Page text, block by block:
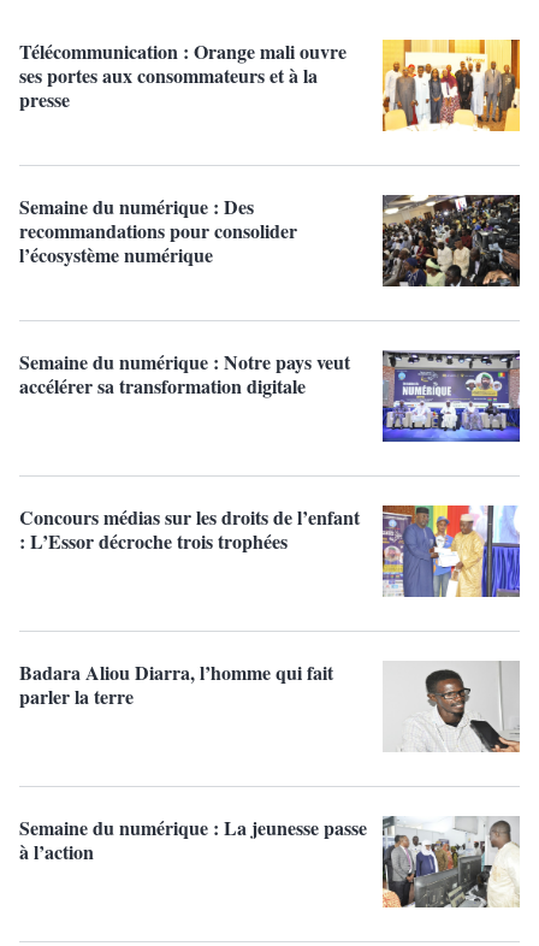
Télécommunication : Orange mali ouvre
ses portes aux consommateurs et à la
presse
Semaine du numérique : Des
recommandations pour consolider
l’écosystème numérique
Semaine du numérique : Notre pays veut
accélérer sa transformation digitale
Concours médias sur les droits de l’enfant
: L’Essor décroche trois trophées
Badara Aliou Diarra, l’homme qui fait
parler la terre
Semaine du numérique : La jeunesse passe
à l’action